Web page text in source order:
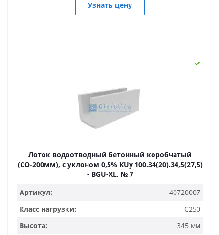
Узнать цену
Лоток водоотводный бетонный коробчатый
(СО-200мм), с уклоном 0,5% КUу 100.34(20).34,5(27,5)
- BGU-XL, № 7
Артикул:
40720007
Класс нагрузки:
C250
Высота:
345 мм